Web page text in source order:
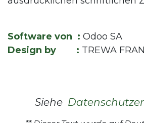
Software von : Odoo SA
Design by : TREWA
Siehe